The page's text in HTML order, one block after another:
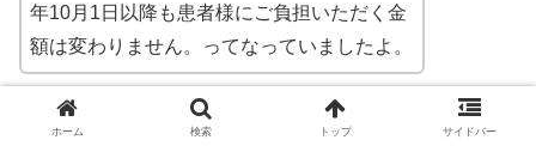
年10月1日以降も患者様にご負担いただく金
額は変わりません。ってなっていましたよ。
品川スキンクリニックのお得情報
ホーム 検索 トップ サイドバー